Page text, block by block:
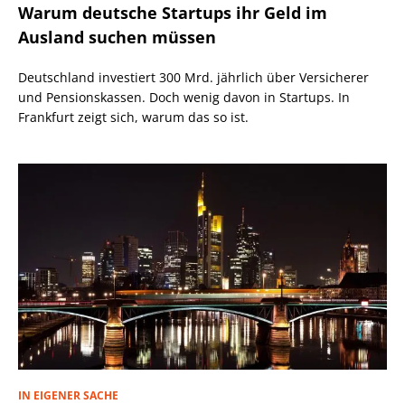
Warum deutsche Startups ihr Geld im
Ausland suchen müssen
Deutschland investiert 300 Mrd. jährlich über Versicherer
und Pensionskassen. Doch wenig davon in Startups. In
Frankfurt zeigt sich, warum das so ist.
IN EIGENER SACHE